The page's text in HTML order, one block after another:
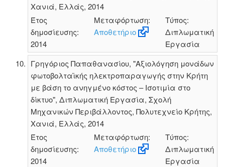
Χανιά, Ελλάς, 2014
Έτος
δημοσίευσης:
2014
Μεταφόρτωση:
Αποθετήριο
Τύπος:
Διπλωματική
Εργασία
Γρηγόριος Παπαθανασίου, "Αξιολόγηση μονάδων
φωτοβολταϊκής ηλεκτροπαραγωγής στην Κρήτη
με βάση το ανηγμένο κόστος – Ισοτιμία στο
δίκτυο", Διπλωματική Εργασία, Σχολή
Μηχανικών Περιβάλλοντος, Πολυτεχνείο Κρήτης,
Χανιά, Ελλάς, 2014
Έτος
δημοσίευσης:
2014
Μεταφόρτωση:
Αποθετήριο
Τύπος:
Διπλωματική
Εργασία